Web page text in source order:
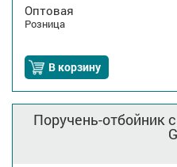
Оптовая
Розница
В корзину
Поручень-отбойник